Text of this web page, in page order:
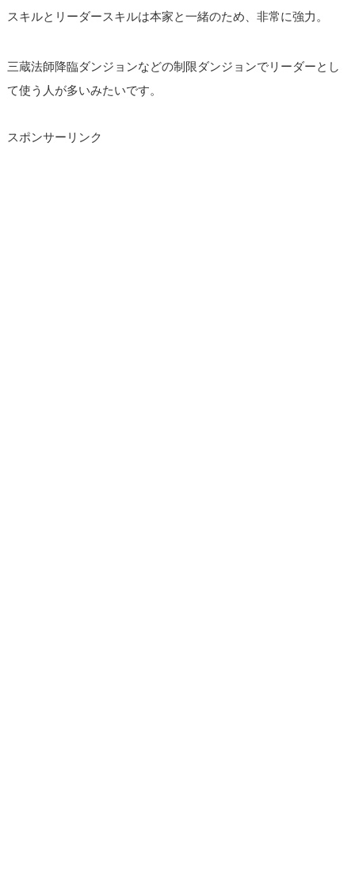
スキルとリーダースキルは本家と一緒のため、非常に強力。
三蔵法師降臨ダンジョンなどの制限ダンジョンでリーダーとし
て使う人が多いみたいです。
スポンサーリンク